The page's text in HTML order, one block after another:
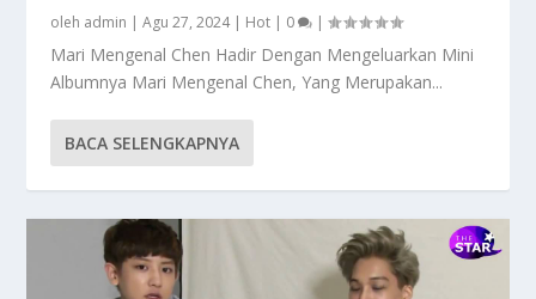
oleh admin |Agu 27, 2024| Hot | 0 |
Mari Mengenal Chen Hadir Dengan Mengeluarkan Mini
Albumnya Mari Mengenal Chen, Yang Merupakan...
BACA SELENGKAPNYA